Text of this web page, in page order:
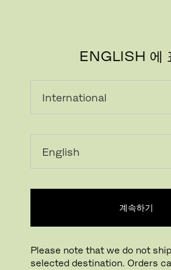
ENGLISH 에
계속하기
Please note that we do not
selected destination. Orders
위시리스트에 추가하기
매장 찾기
Buying online? This is our website for
online purchasing. Orders can be placed with